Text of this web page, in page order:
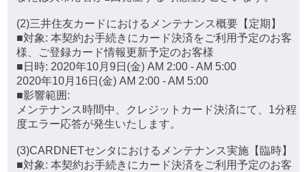
(2)三井住友カードにおけるメンテナンス概要【定期】
■対象: 本契約お手続きにカード決済をご利用予定のお客
様、ご登録カード情報更新予定のお客様
■日時: 2020年10月9日(金) AM 2:00 - AM 5:00
2020年10月16日(金) AM 2:00 - AM 5:00
■影響範囲:
メンテナンス時間中、クレジットカード決済にて、1分程
度エラー応答が発生いたします。
(3)CARDNETセンタにおけるメンテナンス実施【臨時】
■対象: 本契約お手続きにカード決済をご利用予定のお客